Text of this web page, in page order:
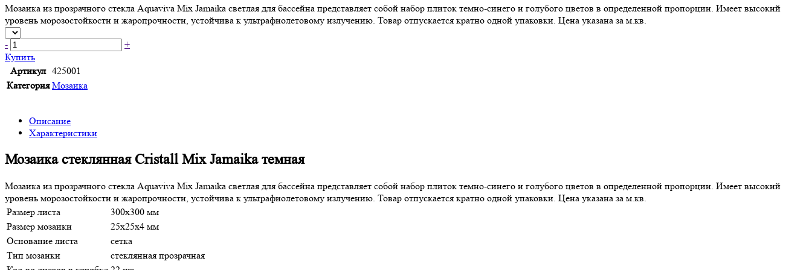
Мозаика из прозрачного стекла Aquaviva Mix Jamaika светлая для бассейна представляет собой набор плиток темно-синего и голубого цветов в определенной пропорции. Имеет высокий
уровень морозостойкости и жаропрочности, устойчива к ультрафиолетовому излучению. Товар отпускается кратно одной упаковки. Цена указана за м.кв.
-
+
Купить
Артикул 425001
Категория Мозаика
Описание
Характеристики
Мозаика стеклянная Сristall Mix Jamaika темная
Мозаика из прозрачного стекла Aquaviva Mix Jamaika светлая для бассейна представляет собой набор плиток темно-синего и голубого цветов в определенной пропорции. Имеет высокий
уровень морозостойкости и жаропрочности, устойчива к ультрафиолетовому излучению. Товар отпускается кратно одной упаковки. Цена указана за м.кв.
Размер листа
300x300 мм
Размер мозаики
25x25x4 мм
Основание листа
сетка
Тип мозаики
стеклянная прозрачная